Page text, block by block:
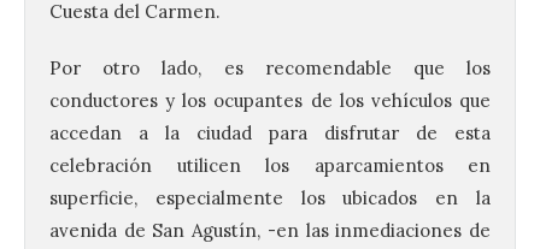
Cuesta del Carmen.
Por otro lado, es recomendable que los
conductores y los ocupantes de los vehículos que
accedan a la ciudad para disfrutar de esta
celebración utilicen los aparcamientos en
superficie, especialmente los ubicados en la
avenida de San Agustín, -en las inmediaciones de